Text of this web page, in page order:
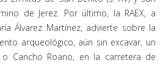
de Jerez. Por último, la RAEX, a
Álvarez Martínez, advierte sobre la
arqueológico, aún sin excavar, un
Cancho Roano, en la carretera de